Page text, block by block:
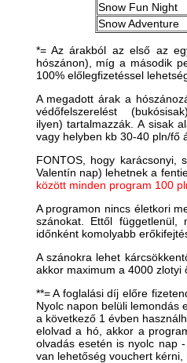
Snow Fun Night
Snow Adventure
*= Az árakból az első az
hószánon), míg a második
100% előlegfizetéssel
​A megadott árak a
védőfelszerelést
ilyen) tartalmazzák. A sisak
vagy helyben kb 30-40 pln/fő
FONTOS, hogy karácsonyi,
Valentín nap) lehetnek a
között minden program 100
A programon nincs életkori
szánokat. Ettől
időnként komolyabb
A szánokra lehet
akkor maximum a 4000 zlotyi
**= A foglalási díj előre
Nyolc napon belüli lemondás
a következő 1 évben
elolvad a hó, akkor a
olvadás esetén is nyolc nap
van lehetőség vouchert kérni,